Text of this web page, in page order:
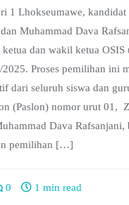
1 Lhokseumawe, kandidat
Muhammad Dava
dan wakil ketua OSIS
Proses pemilihan ini
dari seluruh siswa dan
(Paslon) nomor urut 01,
Dava Rafsanjani,
pemilihan […]
0 1 min read